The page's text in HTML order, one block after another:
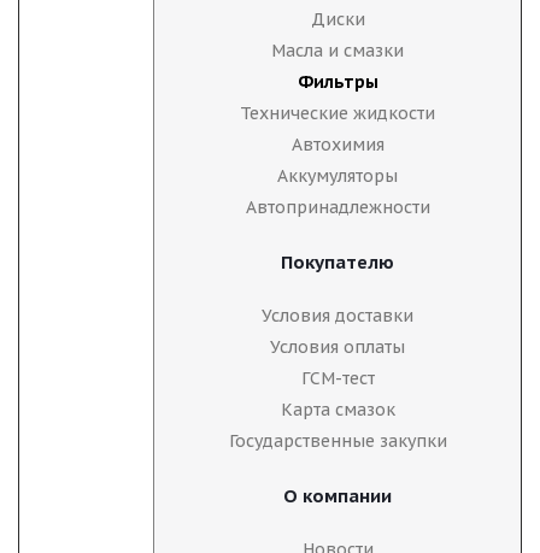
Диски
Масла и смазки
Фильтры
Технические жидкости
Автохимия
Аккумуляторы
Автопринадлежности
Покупателю
Условия доставки
Условия оплаты
ГСМ-тест
Карта смазок
Государственные закупки
О компании